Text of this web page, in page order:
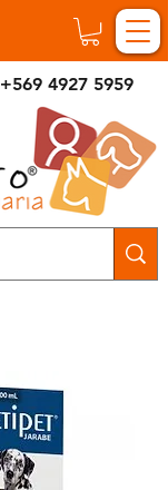
+569 4927 5959